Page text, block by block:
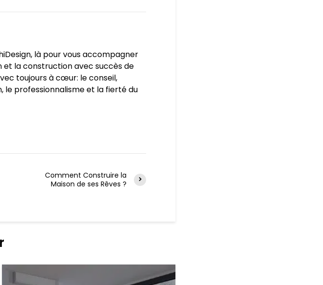
là pour vous accompagner
et la construction avec succès de
toujours à cœur: le conseil,
le professionnalisme et la fierté du
Comment Construire la
Maison de ses Rêves ?